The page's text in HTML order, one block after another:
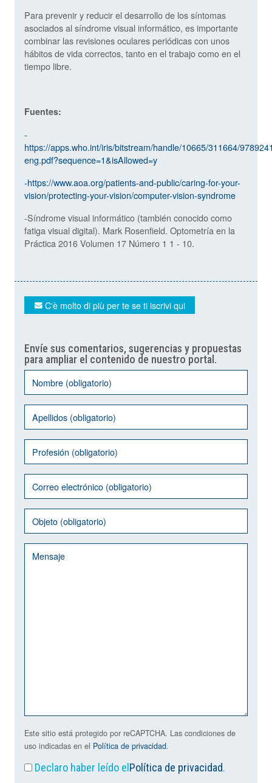
Para prevenir y reducir el desarrollo de los síntomas
asociados al síndrome visual informático, es importante
combinar las revisiones oculares periódicas con unos
hábitos de vida correctos, tanto en el trabajo como en el
tiempo libre.
Fuentes:
-
https://apps.who.int/iris/bitstream/handle/10665/311664/
eng.pdf?sequence=1&isAllowed=y
-https://www.aoa.org/patients-and-public/caring-for-your-
vision/protecting-your-vision/computer-vision-syndrome
-Síndrome visual informático (también conocido como
fatiga visual digital). Mark Rosenfield. Optometría en la
Práctica 2016 Volumen 17 Número 1 1 - 10.
C'è molto di più per te se ti iscrivi qui
Envíe sus comentarios, sugerencias y propuestas
para ampliar el contenido de nuestro portal.
Este sitio está protegido por reCAPTCHA. Las condiciones de
uso indicadas en el Política de privacidad.
Declaro haber leído el Política de privacidad.